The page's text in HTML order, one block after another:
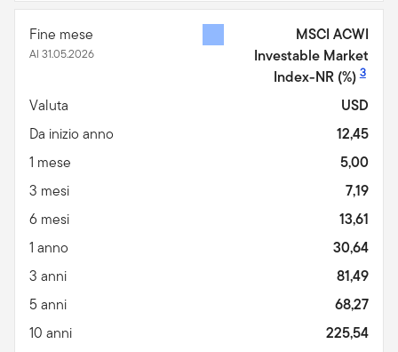
Fine mese
Al 31.05.2026
MSCI ACWI
Investable Market
Index-NR (%)3
Valuta
USD
Da inizio anno
12,45
1 mese
5,00
3 mesi
7,19
6 mesi
13,61
1 anno
30,64
3 anni
81,49
5 anni
68,27
10 anni
225,54